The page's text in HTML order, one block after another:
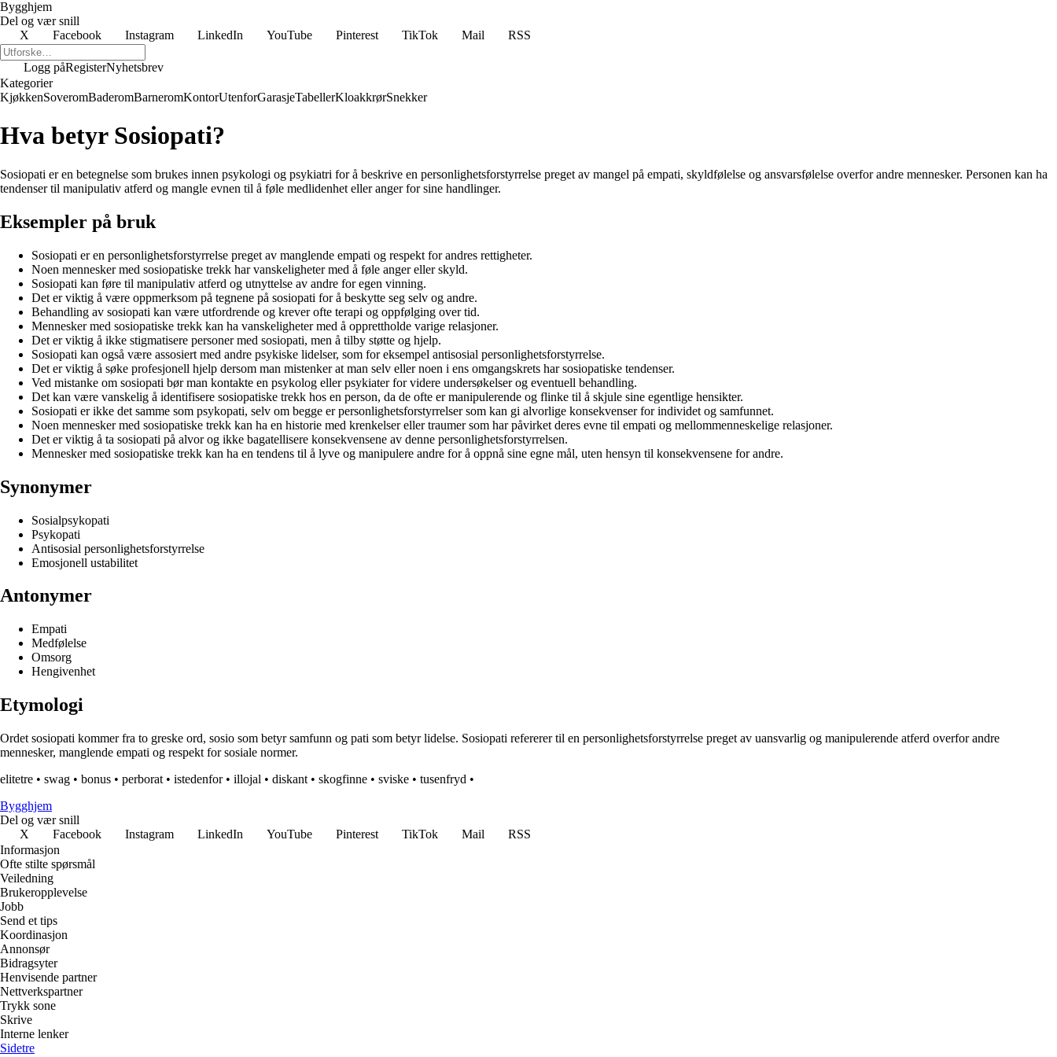
Bygghjem
Del og vær snill
X
Facebook Instagram LinkedIn YouTube Pinterest TikTok Mail RSS
Logg påRegisterNyhetsbrev
Kategorier
KjøkkenSoveromBaderomBarneromKontorUtenforGarasjeTabellerKloakkrørSnekker
Hva betyr Sosiopati?
Sosiopati er en betegnelse som brukes innen psykologi og psykiatri for å beskrive en personlighetsforstyrrelse preget av mangel på empati, skyldfølelse og ansvarsfølelse overfor andre mennesker. Personen kan ha
tendenser til manipulativ atferd og mangle evnen til å føle medlidenhet eller anger for sine handlinger.
Eksempler på bruk
Sosiopati er en personlighetsforstyrrelse preget av manglende empati og respekt for andres rettigheter.
Noen mennesker med sosiopatiske trekk har vanskeligheter med å føle anger eller skyld.
Sosiopati kan føre til manipulativ atferd og utnyttelse av andre for egen vinning.
Det er viktig å være oppmerksom på tegnene på sosiopati for å beskytte seg selv og andre.
Behandling av sosiopati kan være utfordrende og krever ofte terapi og oppfølging over tid.
Mennesker med sosiopatiske trekk kan ha vanskeligheter med å opprettholde varige relasjoner.
Det er viktig å ikke stigmatisere personer med sosiopati, men å tilby støtte og hjelp.
Sosiopati kan også være assosiert med andre psykiske lidelser, som for eksempel antisosial personlighetsforstyrrelse.
Det er viktig å søke profesjonell hjelp dersom man mistenker at man selv eller noen i ens omgangskrets har sosiopatiske tendenser.
Ved mistanke om sosiopati bør man kontakte en psykolog eller psykiater for videre undersøkelser og eventuell behandling.
Det kan være vanskelig å identifisere sosiopatiske trekk hos en person, da de ofte er manipulerende og flinke til å skjule sine egentlige hensikter.
Sosiopati er ikke det samme som psykopati, selv om begge er personlighetsforstyrrelser som kan gi alvorlige konsekvenser for individet og samfunnet.
Noen mennesker med sosiopatiske trekk kan ha en historie med krenkelser eller traumer som har påvirket deres evne til empati og mellommenneskelige relasjoner.
Det er viktig å ta sosiopati på alvor og ikke bagatellisere konsekvensene av denne personlighetsforstyrrelsen.
Mennesker med sosiopatiske trekk kan ha en tendens til å lyve og manipulere andre for å oppnå sine egne mål, uten hensyn til konsekvensene for andre.
Synonymer
Sosialpsykopati
Psykopati
Antisosial personlighetsforstyrrelse
Emosjonell ustabilitet
Antonymer
Empati
Medfølelse
Omsorg
Hengivenhet
Etymologi
Ordet sosiopati kommer fra to greske ord, sosio som betyr samfunn og pati som betyr lidelse. Sosiopati refererer til en personlighetsforstyrrelse preget av uansvarlig og manipulerende atferd overfor andre
mennesker, manglende empati og respekt for sosiale normer.
elitetre • swag • bonus • perborat • istedenfor• illojal • diskant • skogfinne • sviske • tusenfryd •
Bygghjem
Del og vær snill
X
Facebook Instagram LinkedIn YouTube Pinterest TikTok Mail
RSS
Informasjon
Ofte stilte spørsmål
Veiledning
Brukeropplevelse
Jobb
Send et tips
Koordinasjon
Annonsør
Bidragsyter
Henvisende partner
Nettverkspartner
Trykk sone
Skrive
Interne lenker
Sidetre